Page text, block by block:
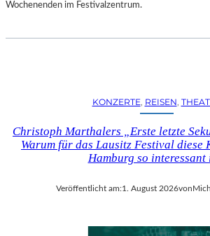
W
S
C
H
N
Wochenenden im Festivalzentrum.
KONZERTE, REISEN
Christoph Marthalers „Erste letzte
Warum für das Lausitz Festival diese
Hamburg so interessant
Veröffentlicht am:1. August 2026von